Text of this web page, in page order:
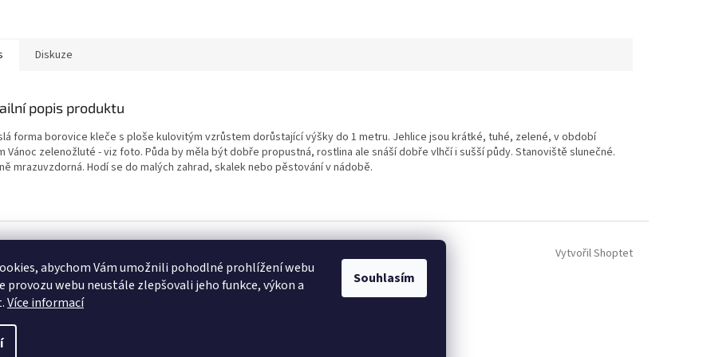
abychom Vám umožnili pohodlné prohlížení webu
provozu webu neustále zlepšovali jeho funkce, výkon a
Více informací
Souhlasím
Diskuze
popis produktu
forma borovice kleče s ploše kulovitým vzrůstem dorůstající výšky do 1 metru. Jehlice jsou krátké, tuhé, zelené, v období
Vánoc zelenožluté - viz foto. Půda by měla být dobře propustná, rostlina ale snáší dobře vlhčí i sušší půdy. Stanoviště slunečné.
mrazuvzdorná. Hodí se do malých zahrad, skalek nebo pěstování v nádobě.
Vytvořil Shoptet